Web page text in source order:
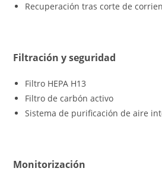
Recuperación tras corte de
Filtración y seguridad
Filtro HEPA H13
Filtro de carbón activo
Sistema de purificación de aire
Monitorización